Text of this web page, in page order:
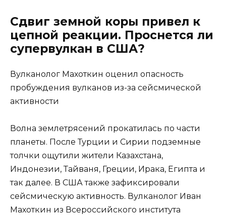
Сдвиг земной коры привел к
цепной реакции. Проснется ли
супервулкан в США?
Вулканолог Махоткин оценил опасность
пробуждения вулканов из-за сейсмической
активности
Волна землетрясений прокатилась по части
планеты. После Турции и Сирии подземные
толчки ощутили жители Казахстана,
Индонезии, Тайваня, Греции, Ирака, Египта и
так далее. В США также зафиксировали
сейсмическую активность. Вулканолог Иван
Махоткин из Всероссийского института